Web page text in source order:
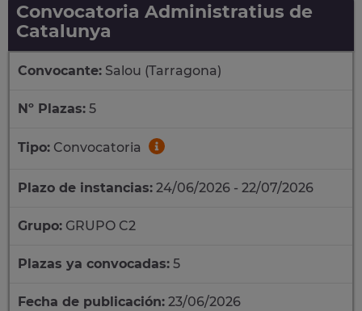
Convocatoria Administratius de
Catalunya
Convocante: Salou (Tarragona)
Nº Plazas: 5
Tipo: Convocatoria
Plazo de instancias: 24/06/2026 - 22/07/2026
Grupo: GRUPO C2
Plazas ya convocadas: 5
Fecha de publicación: 23/06/2026